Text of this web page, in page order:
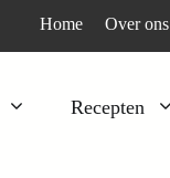
Home Over ons
Recepten